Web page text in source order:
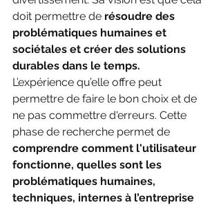
doit permettre de résoudre des
problématiques humaines et
sociétales et créer des solutions
durables dans le temps.
L’expérience qu’elle offre peut
permettre de faire le bon choix et de
ne pas commettre d'erreurs. Cette
phase de recherche permet de
comprendre comment l'utilisateur
fonctionne, quelles sont les
problématiques humaines,
techniques, internes à l’entreprise